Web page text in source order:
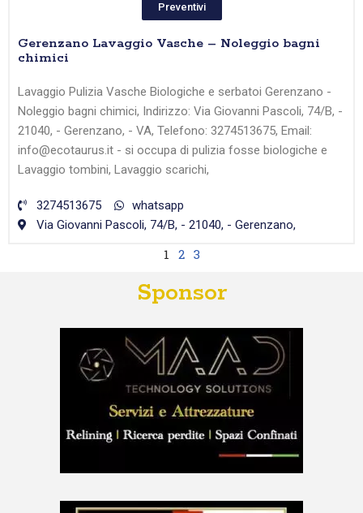
Preventivi
Gerenzano Lavaggio Vasche – Noleggio bagni
chimici
Lavaggio Pulizia Vasche Biologiche e serbatoi Gerenzano -
Noleggio bagni chimici, Indirizzo: Via Giovanni Pascoli, 74/B, -
21040, - Gerenzano, - VA, Telefono: 3274513675, Email:
info@ecotaurus.it - si occupa di pulizia fosse biologiche e
Lavaggio tombini, Lavaggio scarichi,
3274513675
whatsapp
Via Giovanni Pascoli, 74/B, - 21040, - Gerenzano,
1 2 3
Sponsor